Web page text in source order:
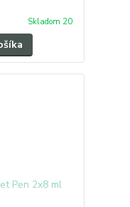
Skladom 20